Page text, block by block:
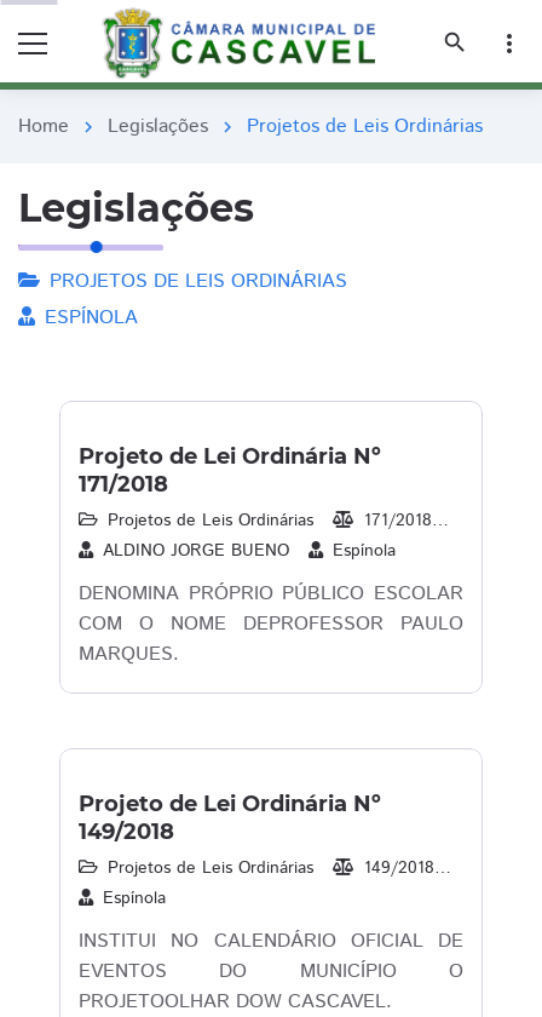
search
more_vert
Home chevron_right Legislações chevron_right Projetos de Leis Ordinárias
Legislações
PROJETOS DE LEIS ORDINÁRIAS
ESPÍNOLA
Projeto de Lei Ordinária Nº
171/2018
Projetos de Leis Ordinárias 171/2018
ALDINO JORGE BUENO
Espínola
DENOMINA PRÓPRIO PÚBLICO ESCOLAR
COM O NOME DEPROFESSOR PAULO
MARQUES.
Projeto de Lei Ordinária Nº
149/2018
Projetos de Leis Ordinárias 149/2018
Espínola
INSTITUI NO CALENDÁRIO OFICIAL DE
EVENTOS DO MUNICÍPIO O
PROJETOOLHAR DOW CASCAVEL.